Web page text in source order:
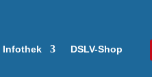
Infothek DSLV-Shop